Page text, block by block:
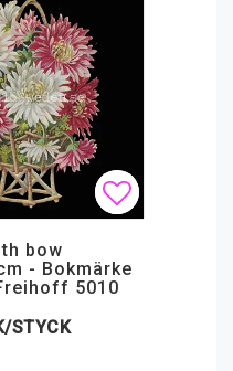
bow
- Bokmärke
5010
STYCK